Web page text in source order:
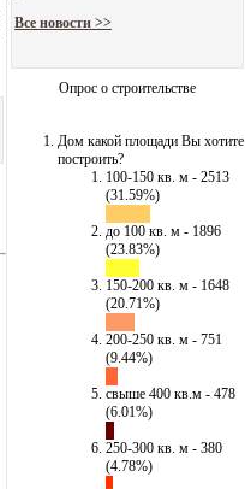
Все новости >>
Опрос о строительстве
Дом какой площади Вы хотите
построить?
100-150 кв. м - 2513
(31.59%)
до 100 кв. м - 1896
(23.83%)
150-200 кв. м - 1648
(20.71%)
200-250 кв. м - 751
(9.44%)
свыше 400 кв.м - 478
(6.01%)
250-300 кв. м - 380
(4.78%)